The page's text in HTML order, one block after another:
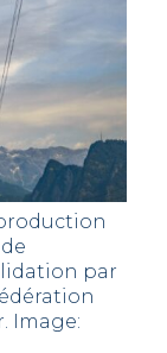
par
Image: